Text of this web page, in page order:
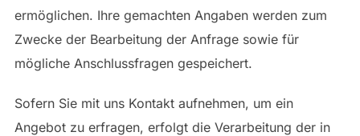
ermöglichen. Ihre gemachten Angaben werden zum
Zwecke der Bearbeitung der Anfrage sowie für
mögliche Anschlussfragen gespeichert.
Sofern Sie mit uns Kontakt aufnehmen, um ein
Angebot zu erfragen, erfolgt die Verarbeitung der in